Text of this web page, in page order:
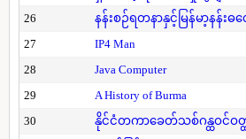
26
နန်းစဉ်ရတနာနှင့်မြန်မာ့နန်း
27
IP4 Man
28
Java Computer
29
A History of Burma
30
နိုင်ငံတကာခေတ်သစ်ဂန္ထဝင်ဝတ္